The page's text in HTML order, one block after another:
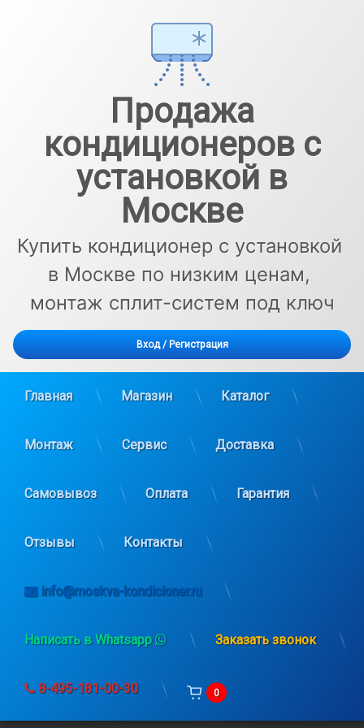
Продажа
кондиционеров с
установкой в
Москве
Купить кондиционер с установкой
в Москве по низким ценам,
монтаж сплит-систем под ключ
Вход/Регистрация
Главная Магазин Каталог
Монтаж Сервис Доставка
Самовывоз Оплата Гарантия
Отзывы Контакты
info@moskva-kondicioner.ru
Написать в Whatsapp Заказать звонок
8-495-181-00-30 0